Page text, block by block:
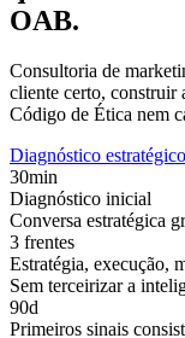
OAB.
Consultoria de
cliente certo,
Código de Ética nem
Diagnóstico estratégico
30min
Diagnóstico inicial
Conversa estratégica
3 frentes
Estratégia, execução,
Sem terceirizar a
90d
Primeiros sinais